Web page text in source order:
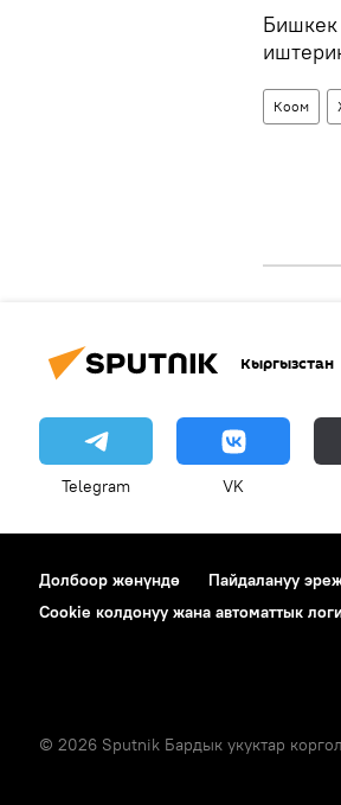
Бишкек
Коом
Кыргызстан
Telegram VK
Долбоор жөнүндө Пайдалануу
Cookie колдонуу жана автоматтык
© 2026 Sputnik Бардык укуктар